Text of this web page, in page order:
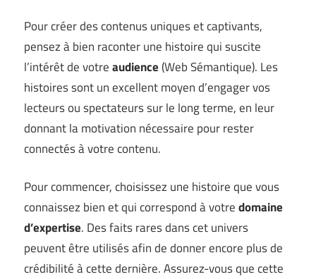
Pour créer des contenus uniques et captivants,
pensez à bien raconter une histoire qui suscite
l’intérêt de votreaudience(Web Sémantique). Les
histoires sont un excellent moyen d’engager vos
lecteurs ou spectateurs sur le long terme, en leur
donnant la motivation nécessaire pour rester
connectés à votre contenu.
Pour commencer, choisissez une histoire que vous
connaissez bien et qui correspond à votredomaine
d’expertise. Des faits rares dans cet univers
peuvent être utilisés afin de donner encore plus de
crédibilité à cette dernière. Assurez-vous que cette